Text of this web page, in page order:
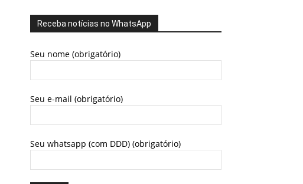
Receba notícias no WhatsApp
Seu nome (obrigatório)
Seu e-mail (obrigatório)
Seu whatsapp (com DDD) (obrigatório)